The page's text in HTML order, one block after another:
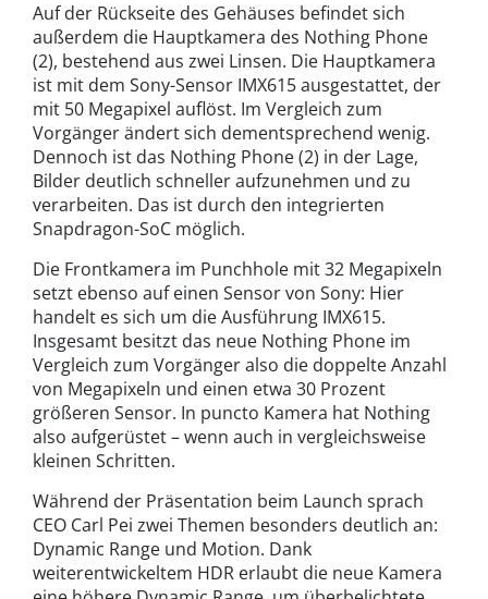
Auf der Rückseite des Gehäuses befindet sich
außerdem die Hauptkamera des Nothing Phone
(2), bestehend aus zwei Linsen. Die Hauptkamera
ist mit dem Sony-Sensor IMX615 ausgestattet, der
mit 50 Megapixel auflöst. Im Vergleich zum
Vorgänger ändert sich dementsprechend wenig.
Dennoch ist das Nothing Phone (2) in der Lage,
Bilder deutlich schneller aufzunehmen und zu
verarbeiten. Das ist durch den integrierten
Snapdragon-SoC möglich.
Die Frontkamera im Punchhole mit 32 Megapixeln
setzt ebenso auf einen Sensor von Sony: Hier
handelt es sich um die Ausführung IMX615.
Insgesamt besitzt das neue Nothing Phone im
Vergleich zum Vorgänger also die doppelte Anzahl
von Megapixeln und einen etwa 30 Prozent
größeren Sensor. In puncto Kamera hat Nothing
also aufgerüstet – wenn auch in vergleichsweise
kleinen Schritten.
Während der Präsentation beim Launch sprach
CEO Carl Pei zwei Themen besonders deutlich an:
Dynamic Range und Motion. Dank
weiterentwickeltem HDR erlaubt die neue Kamera